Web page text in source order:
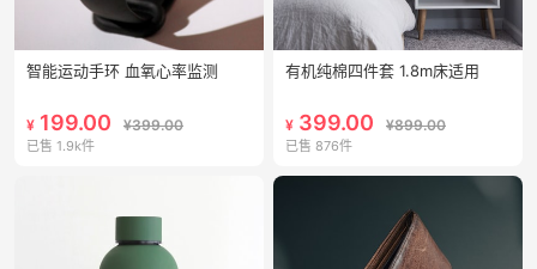
智能运动手环 血氧心率监测
¥ 199.00 ¥399.00
已售 1.9k件
有机纯棉四件套 1.8m床适用
¥ 399.00 ¥899.00
已售 876件